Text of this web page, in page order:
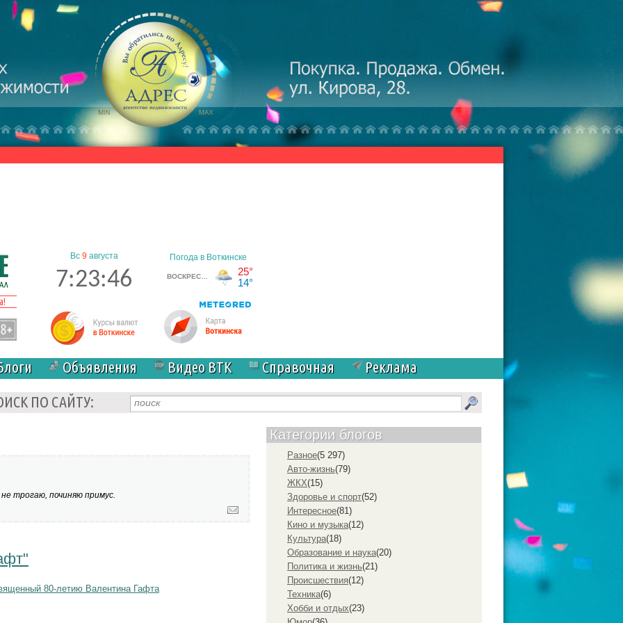
Вс 9августа
7:23:47
Объявления Видео ВТК Справочная
Реклама
ПО САЙТУ:
трогаю, починяю примус.
80-летию Валентина Гафта
Категории блогов
Разное(5 297)
Авто-жизнь(79)
ЖКХ(15)
Здоровье и спорт(52)
Интересное(81)
Кино и музыка(12)
Культура(18)
Образование и наука(20)
Политика и жизнь(21)
Проиcшествия(12)
Техника(6)
Хобби и отдых(23)